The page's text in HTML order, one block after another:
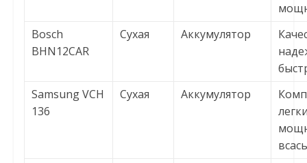
Bosch
BHN12CAR
Сухая Аккумулятор
Samsung VCH
136
Сухая Аккумулятор